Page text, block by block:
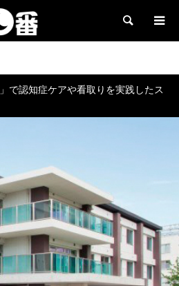
検索
で認知症ケアや看取りを実践したス